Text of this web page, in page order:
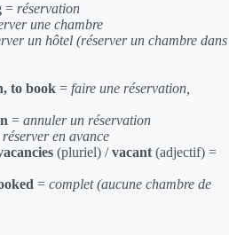
= réservation
une chambre
un hôtel (réserver un chambre dans
to book = faire une réservation,
= annuler un réservation
réserver en avance
(pluriel) /vacant (adjectif) =
= complet (aucune chambre de